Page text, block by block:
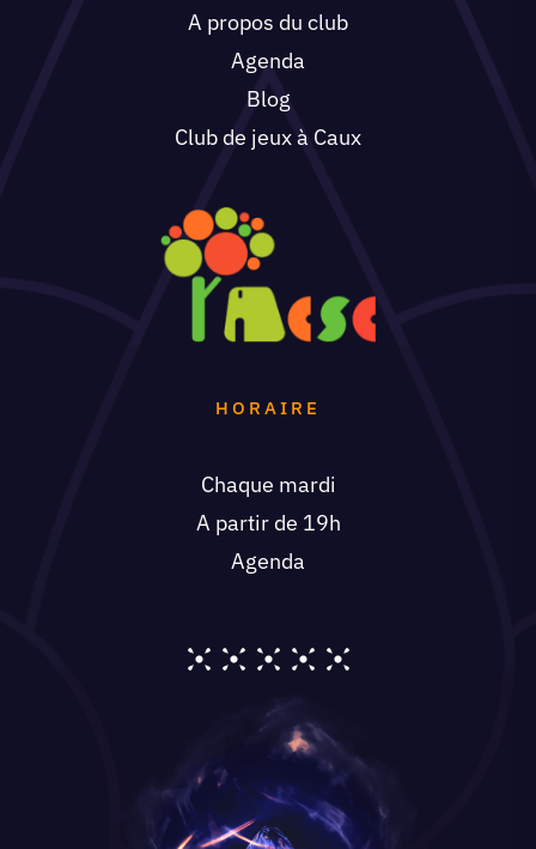
A propos du club
Agenda
Blog
Club de jeux à Caux
HORAIRE
Chaque mardi
A partir de 19h
Agenda